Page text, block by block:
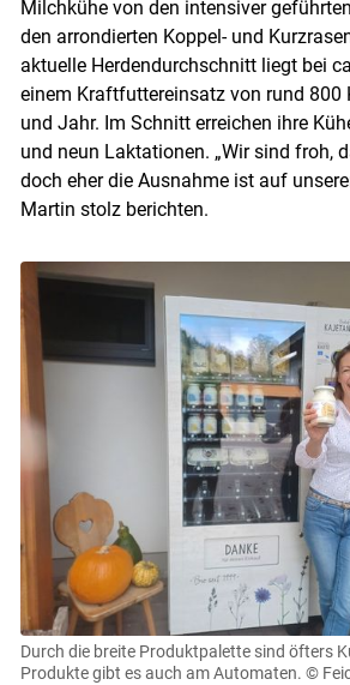
Milchkühe von den intensiver
den arrondierten Koppel- und
aktuelle Herdendurchschnitt liegt bei
einem Kraftfuttereinsatz von rund 800
und Jahr. Im Schnitt erreichen ihre
und neun Laktationen. „Wir sind froh,
doch eher die Ausnahme ist auf
Martin stolz berichten.
Durch die breite Produktpalette sind öfters
Produkte gibt es auch am Automaten. ©